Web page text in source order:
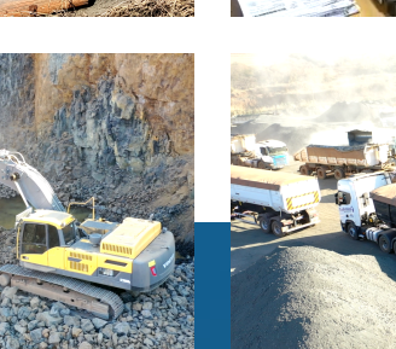
localização
da rodovia BR-
em